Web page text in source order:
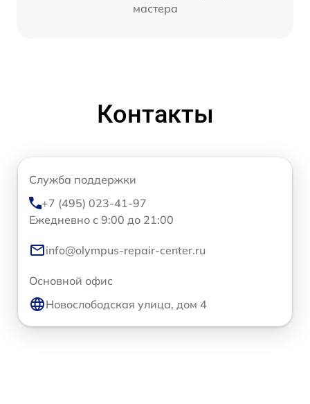
мастера
Контакты
Служба поддержки
+7 (495) 023-41-97
Ежедневно с 9:00 до 21:00
info@olympus-repair-center.ru
Основной офис
Новослободская улица, дом 4